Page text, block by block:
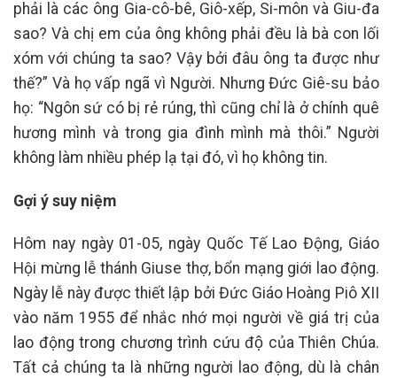
phải là các ông Gia-cô-bê, Giô-xếp, Si-môn và Giu-đa
sao? Và chị em của ông không phải đều là bà con lối
xóm với chúng ta sao? Vậy bởi đâu ông ta được như
thế?” Và họ vấp ngã vì Người. Nhưng Đức Giê-su bảo
họ: “Ngôn sứ có bị rẻ rúng, thì cũng chỉ là ở chính quê
hương mình và trong gia đình mình mà thôi.” Người
không làm nhiều phép lạ tại đó, vì họ không tin.
Gợi ý suy niệm
Hôm nay ngày 01-05, ngày Quốc Tế Lao Động, Giáo
Hội mừng lễ thánh Giuse thợ, bổn mạng giới lao động.
Ngày lễ này được thiết lập bởi Đức Giáo Hoàng Piô XII
vào năm 1955 để nhắc nhớ mọi người về giá trị của
lao động trong chương trình cứu độ của Thiên Chúa.
Tất cả chúng ta là những người lao động, dù là chân